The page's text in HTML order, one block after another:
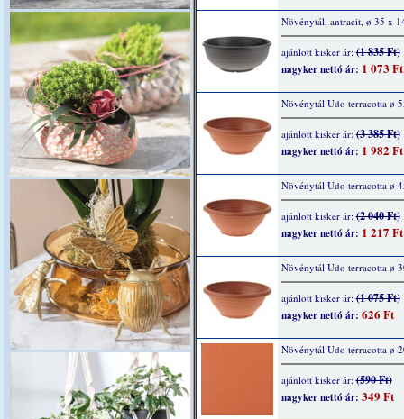
Növénytál, antracit, ø 35 x
ajánlott kisker ár:(1 835 Ft)
nagyker nettó ár: 1 073 Ft
Növénytál Udo terracotta ø
ajánlott kisker ár:(3 385 Ft)
nagyker nettó ár: 1 982 Ft
Növénytál Udo terracotta ø
ajánlott kisker ár:(2 040 Ft)
nagyker nettó ár: 1 217 Ft
Növénytál Udo terracotta ø
ajánlott kisker ár:(1 075 Ft)
nagyker nettó ár: 626 Ft
Növénytál Udo terracotta ø
ajánlott kisker ár:(590 Ft)
nagyker nettó ár: 349 Ft